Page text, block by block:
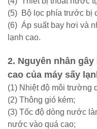
(5) Bộ lọc phía trước bị
(6) Áp suất bay hơi và
lạnh cao.
2. Nguyên nhân
cao của máy sấy
(1) Nhiệt độ môi trường
(2) Thông gió kém;
(3) Tốc độ dòng nước
nước vào quá cao;